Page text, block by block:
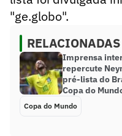
"ge.globo".
RELACIONADAS
Imprensa
repercute
pré-lista do
Copa do
Copa do Mundo